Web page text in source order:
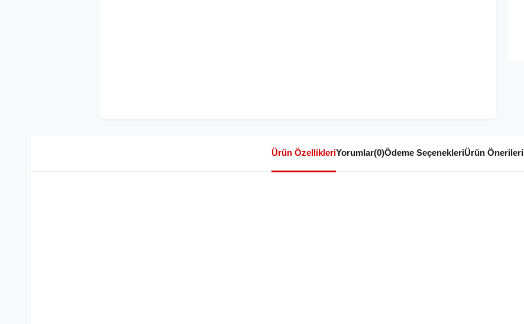
Ürün ÖzellikleriYorumlar(0)Ödeme SeçenekleriÜrün Önerileri